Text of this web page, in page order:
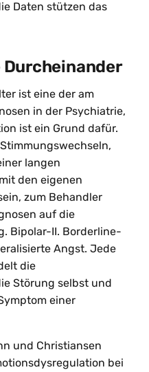
Daten stützen das
ist eine der am
in der Psychiatrie,
ist ein Grund dafür.
langen
den eigenen
zum Behandler
auf die
Bipolar-II. Borderline-
Angst. Jede
die
Störung selbst und
einer
und Christiansen
bei